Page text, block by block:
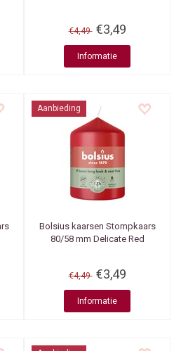
€4,49 €3,49
Informatie
Aanbieding
Bolsius kaarsen Stompkaars
80/58 mm Delicate Red
€4,49 €3,49
Informatie